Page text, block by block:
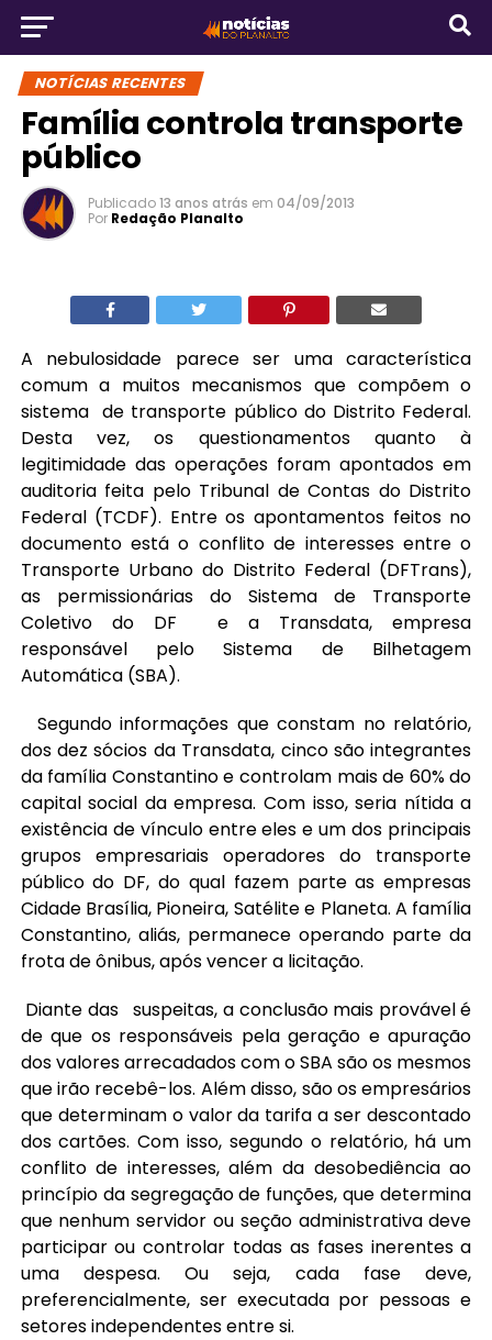
NOTÍCIAS RECENTES
Família controla transporte
público
Publicado13 anos atrás em 04/09/2013
Por Redação Planalto
A nebulosidade parece ser uma característica
comum a muitos mecanismos que compõem o
sistema de transporte público do Distrito Federal.
Desta vez, os questionamentos quanto à
legitimidade das operações foram apontados em
auditoria feita pelo Tribunal de Contas do Distrito
Federal (TCDF). Entre os apontamentos feitos no
documento está o conflito de interesses entre o
Transporte Urbano do Distrito Federal (DFTrans),
as permissionárias do Sistema de Transporte
Coletivo do DF e a Transdata, empresa
responsável pelo Sistema de Bilhetagem
Automática (SBA).
Segundo informações que constam no relatório,
dos dez sócios da Transdata, cinco são integrantes
da família Constantino e controlam mais de 60% do
capital social da empresa. Com isso, seria nítida a
existência de vínculo entre eles e um dos principais
grupos empresariais operadores do transporte
público do DF, do qual fazem parte as empresas
Cidade Brasília, Pioneira, Satélite e Planeta. A família
Constantino, aliás, permanece operando parte da
frota de ônibus, após vencer a licitação.
Diante das suspeitas, a conclusão mais provável é
de que os responsáveis pela geração e apuração
dos valores arrecadados com o SBA são os mesmos
que irão recebê-los. Além disso, são os empresários
que determinam o valor da tarifa a ser descontado
dos cartões. Com isso, segundo o relatório, há um
conflito de interesses, além da desobediência ao
princípio da segregação de funções, que determina
que nenhum servidor ou seção administrativa deve
participar ou controlar todas as fases inerentes a
uma despesa. Ou seja, cada fase deve,
preferencialmente, ser executada por pessoas e
setores independentes entre si.